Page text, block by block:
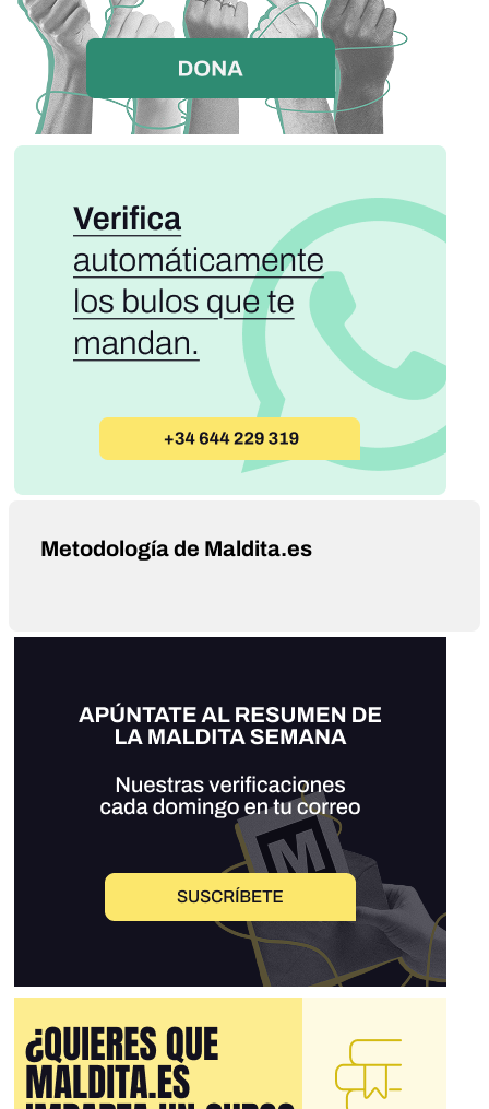
Metodología de Maldita.es